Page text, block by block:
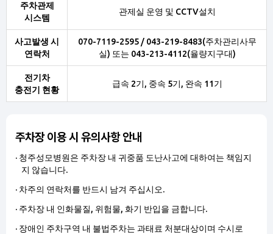
주차관제
시스템
관제실 운영 및 CCTV설치
사고발생 시
연락처
070-7119-2595 / 043-219-8483(주차관리사무
실) 또는 043-213-4112(율량지구대)
전기차
충전기 현황
급속 2기, 중속 5기, 완속 11기
주차장 이용 시 유의사항 안내
청주성모병원은 주차장 내 귀중품 도난사고에 대하여는 책임지
지 않습니다.
차주의 연락처를 반드시 남겨 주십시오.
주차장 내 인화물질, 위험물, 화기 반입을 금합니다.
장애인 주차구역 내 불법주차는 과태료 처분대상이며 수시로